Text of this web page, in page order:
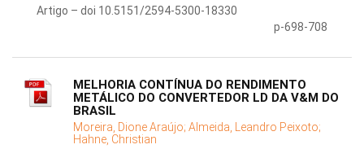
Artigo – doi 10.5151/2594-5300-18330
p-698-708
MELHORIA CONTÍNUA DO RENDIMENTO
METÁLICO DO CONVERTEDOR LD DA V&M DO
BRASIL
Moreira, Dione Araújo; Almeida, Leandro Peixoto;
Hahne, Christian